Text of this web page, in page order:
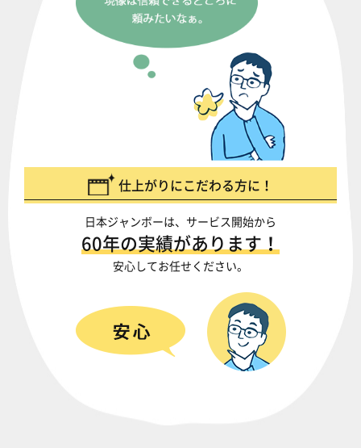
仕上がりにこだわる方に！
日本ジャンボーは、サービス開始から
60年の実績があります！
安心してお任せください。